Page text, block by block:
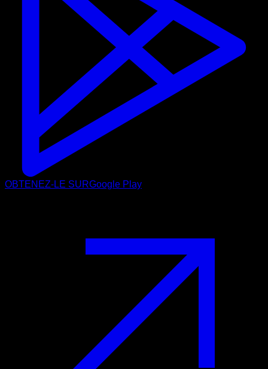
OBTENEZ-LE SURGoogle Play